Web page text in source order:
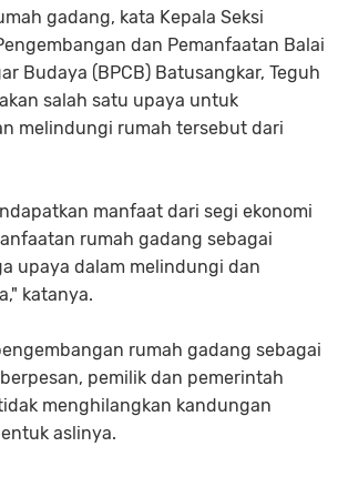
gadang, kata Kepala Seksi
dan Pemanfaatan Balai
Budaya (BPCB) Batusangkar, Teguh
salah satu upaya untuk
melindungi rumah tersebut dari
manfaat dari segi ekonomi
rumah gadang sebagai
upaya dalam melindungi dan
katanya.
rumah gadang sebagai
pemilik dan pemerintah
menghilangkan kandungan
aslinya.